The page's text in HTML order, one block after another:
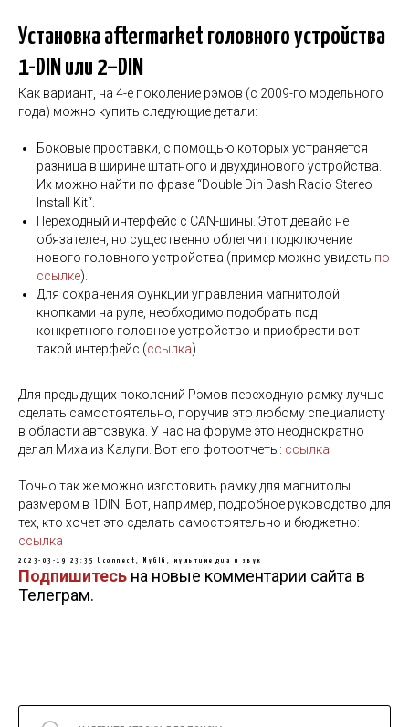
Установка aftermarket головного устройства
1-DIN или 2–DIN
Как вариант, на 4-е поколение рэмов (с 2009-го модельного
года) можно купить следующие детали:
Боковые проставки, с помощью которых устраняется
разница в ширине штатного и двухдинового устройства.
Их можно найти по фразе “Double Din Dash Radio Stereo
Install Kit“.
Переходный интерфейс с CAN-шины. Этот девайс не
обязателен, но существенно облегчит подключение
нового головного устройства (пример можно увидеть по
ссылке).
Для сохранения функции управления магнитолой
кнопками на руле, необходимо подобрать под
конкретного головное устройство и приобрести вот
такой интерфейс (ссылка).
Для предыдущих поколений Рэмов переходную рамку лучше
сделать самостоятельно, поручив это любому специалисту
в области автозвука. У нас на форуме это неоднократно
делал Миха из Калуги. Вот его фотоотчеты: ссылка
Точно так же можно изготовить рамку для магнитолы
размером в 1DIN. Вот, например, подробное руководство для
тех, кто хочет это сделать самостоятельно и бюджетно:
ссылка
2023-03-19 23:35 Uconnect, MyGIG, мультимедиа и звук
Подпишитесь на новые комментарии сайта в
Телеграм.